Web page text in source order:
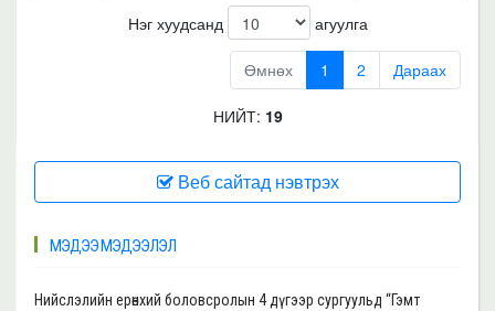
Нэг хуудсанд агуулга
Өмнөх 1 2 Дараах
НИЙТ: 19
Веб сайтад нэвтрэх
МЭДЭЭ МЭДЭЭЛЭЛ
Нийслэлийн ерөнхий боловсролын 4 дүгээр сургуульд “Гэмт